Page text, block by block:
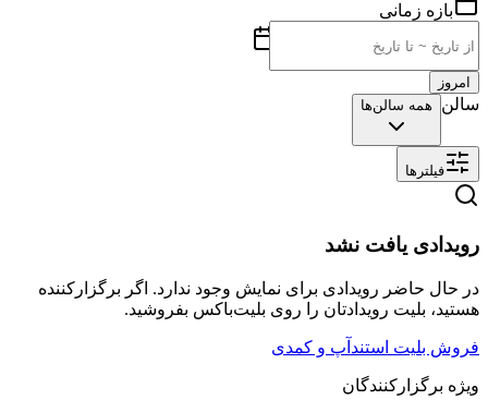
بازه زمانی
امروز
سالن همه سالن‌ها
فیلترها
رویدادی یافت نشد
در حال حاضر رویدادی برای نمایش وجود ندارد. اگر برگزارکننده
هستید، بلیت رویدادتان را روی بلیت‌باکس بفروشید.
فروش بلیت استندآپ و کمدی
ویژه برگزارکنندگان